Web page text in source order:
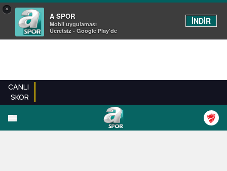
×
A SPOR
Mobil uygulaması
Ücretsiz - Google Play'de
İNDİR
CANLI
SKOR